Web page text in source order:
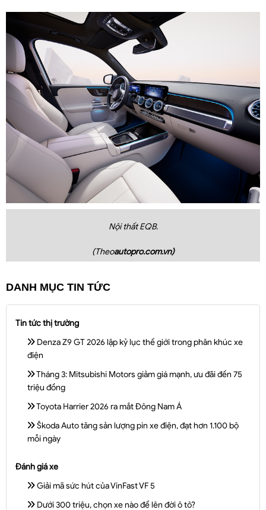
Nội thất EQB.
(Theoautopro.com.vn)
DANH MỤC TIN TỨC
Tin tức thị trường
Denza Z9 GT 2026 lập kỷ lục thế giới trong phân khúc xe
điện
Tháng 3: Mitsubishi Motors giảm giá mạnh, ưu đãi đến 75
triệu đồng
Toyota Harrier 2026 ra mắt Đông Nam Á
Škoda Auto tăng sản lượng pin xe điện, đạt hơn 1.100 bộ
mỗi ngày
Đánh giá xe
Giải mã sức hút của VinFast VF 5
Dưới 300 triệu, chọn xe nào để lên đời ô tô?